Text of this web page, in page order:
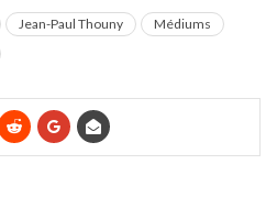
Jean-Paul Thouny
Médiums